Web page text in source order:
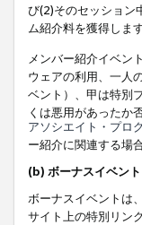
び(2)そのセッション
ム紹介料を獲得します
メンバー紹介イベン
ウェアの利用、一人
ベント）、甲は特別
くは悪用があったか
アソシエイト・プロ
ー紹介に関連する場
(b) ボーナスイベント
ボーナスイベントは、
サイト上の特別リン